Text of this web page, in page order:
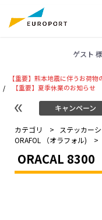
ゲスト 様
【重要】熊本地震に伴うお荷
/
【重要】夏季休業のお知らせ
キャンペーン
カテゴリ > ステッカー
ORAFOL （オラフォル)
>
ORACAL 8300